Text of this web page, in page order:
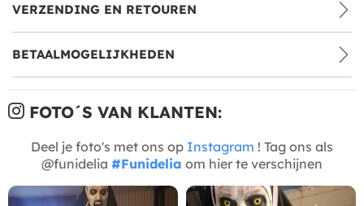
VERZENDING EN RETOUREN
BETAALMOGELIJKHEDEN
FOTO´S VAN KLANTEN:
Deel je foto's met ons op Instagram ! Tag ons als
@funidelia #Funidelia om hier te verschijnen